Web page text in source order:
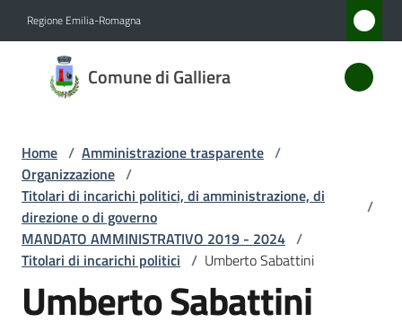
Regione Emilia-Romagna
Comune di Galliera
Comune
di
Amministrazione
Menu selezionato
Novità
Servizi
Home / Amministrazione trasparente /
Organizzazione /
Titolari di incarichi politici, di amministrazione, di
direzione o di governo
/
MANDATO AMMINISTRATIVO 2019 - 2024 /
Titolari di incarichi politici / Umberto Sabattini
Umberto Sabattini